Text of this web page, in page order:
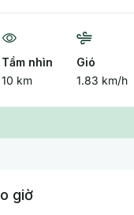
Tầm nhìn
10 km
Gió
1.83 km/h
giờ